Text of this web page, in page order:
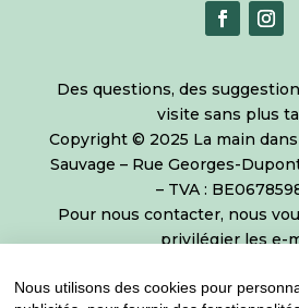
Des questions, des
visite sans plus
Copyright © 2025 La main
Sauvage – Rue Georges-
– TVA :
Pour nous contacter, nous
privilégier les e-
directement à
Nous utilisons des cookies pour